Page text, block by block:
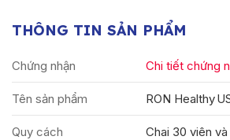
THÔNG TIN SẢN PHẨM
Chứng nhận Chi tiết chứng
Tên sản phẩm RON Healthy
Quy cách Chai 30 viên